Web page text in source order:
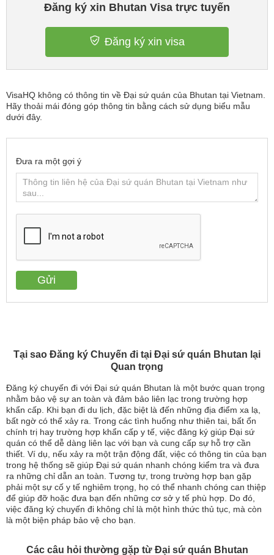
Tại sao Đăng ký Chuyến đi tại Đại sứ quán Bhutan lại
Quan trọng
Đăng ký chuyến đi với Đại sứ quán Bhutan là một bước quan trọng
nhằm bảo vệ sự an toàn và đảm bảo liên lạc trong trường hợp
khẩn cấp. Khi bạn đi du lịch, đặc biệt là đến những địa điểm xa lạ,
bất ngờ có thể xảy ra. Trong các tình huống như thiên tai, bất ổn
chính trị hay trường hợp khẩn cấp y tế, việc đăng ký giúp Đại sứ
quán có thể dễ dàng liên lạc với bạn và cung cấp sự hỗ trợ cần
thiết. Ví dụ, nếu xảy ra một trận động đất, việc có thông tin của bạn
trong hệ thống sẽ giúp Đại sứ quán nhanh chóng kiểm tra và đưa
ra những chỉ dẫn an toàn. Tương tự, trong trường hợp bạn gặp
phải một sự cố y tế nghiêm trọng, họ có thể nhanh chóng can thiệp
để giúp đỡ hoặc đưa bạn đến những cơ sở y tế phù hợp. Do đó,
việc đăng ký chuyến đi không chỉ là một hình thức thủ tục, mà còn
là một biện pháp bảo vệ cho bạn.
Các câu hỏi thường gặp từ Đại sứ quán Bhutan
Đăng ký xin Bhutan Visa trực tuyến
Đăng ký xin visa
VisaHQ không có thông tin về Đại sứ quán của Bhutan tại Vietnam.
Hãy thoải mái đóng góp thông tin bằng cách sử dụng biểu mẫu
dưới đây.
Đưa ra một gợi ý